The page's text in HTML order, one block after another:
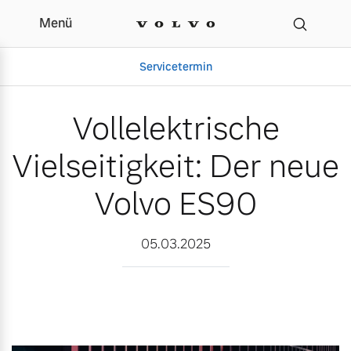
Vollelektrische
Menü
Servicetermin
Aktuelle Zubehörangebote
Volvo Gebrauchtwagenbörse
Unser Team
Vollelektrische
Vielseitigkeit: Der neue
Volvo ES90
05.03.2025